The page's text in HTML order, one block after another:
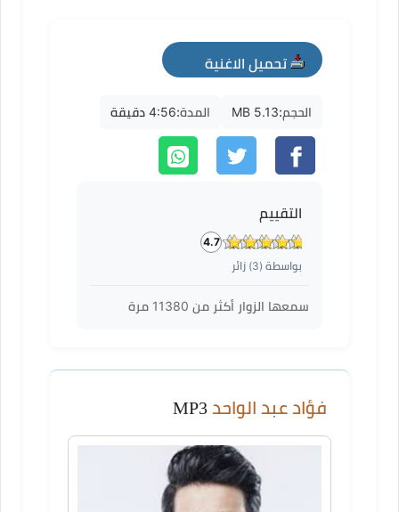
تحميل الاغنية
mp3
الحجم:5.13 MB المدة:4:56 دقيقة
التقييم
4.7
بواسطة (3) زائر
سمعها الزوار أكثر من 11380 مرة
فؤاد عبد الواحد